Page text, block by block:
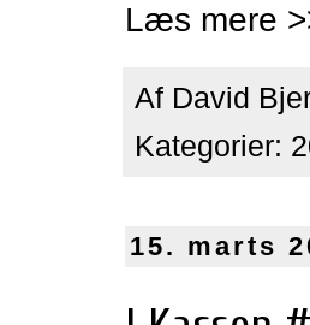
Læs mere
Af David
Kategorier:
15. marts